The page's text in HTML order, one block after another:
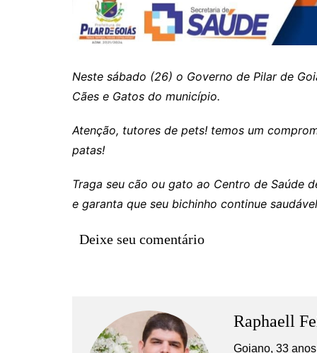
Rialma
Rianápolis
Santa Terezinha de
Senador Canedo
Uirapuru
Neste sábado (26) o Governo de Pilar de
Cães e Gatos do município.
Atenção, tutores de pets! temos um
patas!
Traga seu cão ou gato ao Centro de Saúde
e garanta que seu bichinho continue
Deixe seu comentário
Raphaell
Goiano, 33